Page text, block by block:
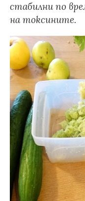
стабилни по
на токсините.